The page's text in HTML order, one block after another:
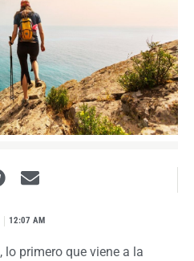
12:07 AM
, lo primero que viene a la